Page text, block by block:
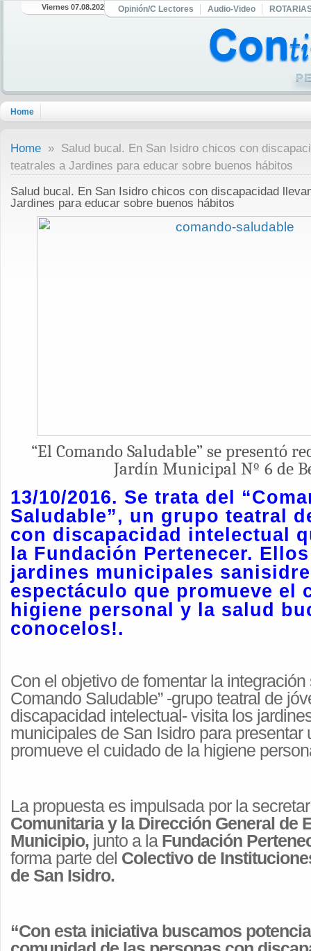
Viernes 07.08.2026 Opinión/C Lectores Audio-Video
Home
Home » Salud bucal. En San Isidro chicos con
teatrales a Jardines para educar sobre buenos hábitos
Salud bucal. En San Isidro chicos con discapacidad
Jardines para educar sobre buenos hábitos
“El Comando Saludable” se presentó
Jardín Municipal Nº 6 de
13/10/2016. Se trata del
Saludable”, un grupo teatral
con discapacidad intelectual
la Fundación Pertenecer.
jardines municipales
espectáculo que promueve el
higiene personal y la salud
conocelos!.
Con el objetivo de fomentar la integración
Comando Saludable” -grupo teatral de
discapacidad intelectual- visita los
municipales de San Isidro para presentar
promueve el cuidado de la higiene
La propuesta es impulsada por la
Comunitaria y la Dirección General de
Municipio, junto a la Fundación
forma parte del Colectivo de
de San Isidro.
“Con esta iniciativa buscamos